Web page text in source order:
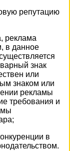
репутацию
реклама
в данное
знак
или
знаком или
рекламы
требования и
в